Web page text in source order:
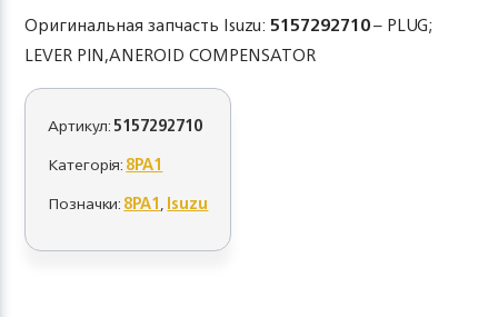
Оригинальная запчасть Isuzu: 5157292710– PLUG;
LEVER PIN,ANEROID COMPENSATOR
Артикул:5157292710
Категорія:8PA1
Позначки:8PA1,Isuzu